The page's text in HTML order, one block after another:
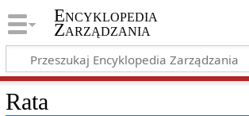
Encyklopedia
Zarządzania
Rata